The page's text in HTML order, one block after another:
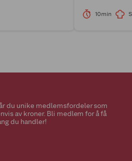
10min
du unike medlemsfordeler som
av kroner. Bli medlem for å få
du handler!